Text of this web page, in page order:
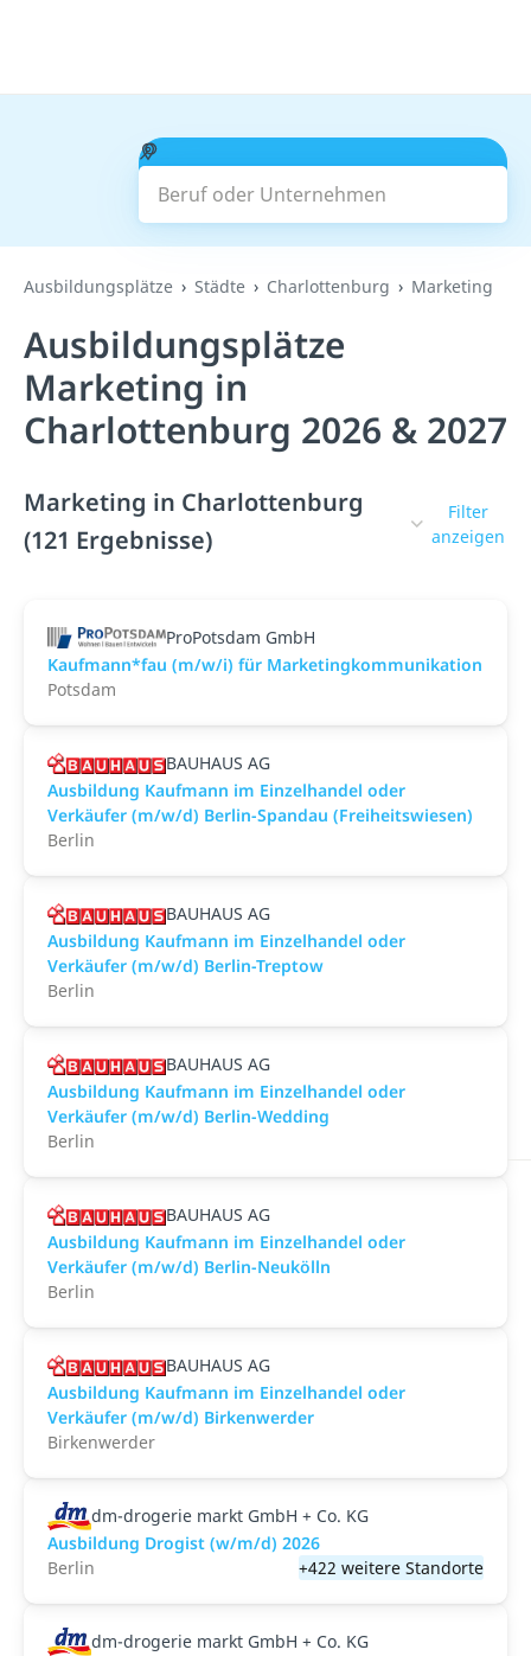
Beruf oder Unternehmen
Suchen
Ausbildungsplätze Städte Charlottenburg Marketing
Ausbildungsplätze
Marketing in
Charlottenburg 2026 & 2027
Marketing in Charlottenburg
(121 Ergebnisse)
Filter
anzeigen
ProPotsdam GmbH
Kaufmann*fau (m/w/i) für Marketingkommunikation
Potsdam
BAUHAUS AG
Ausbildung Kaufmann im Einzelhandel oder
Verkäufer (m/w/d) Berlin-Spandau (Freiheitswiesen)
Berlin
BAUHAUS AG
Ausbildung Kaufmann im Einzelhandel oder
Verkäufer (m/w/d) Berlin-Treptow
Berlin
BAUHAUS AG
Ausbildung Kaufmann im Einzelhandel oder
Verkäufer (m/w/d) Berlin-Wedding
Berlin
BAUHAUS AG
Ausbildung Kaufmann im Einzelhandel oder
Verkäufer (m/w/d) Berlin-Neukölln
Berlin
BAUHAUS AG
Ausbildung Kaufmann im Einzelhandel oder
Verkäufer (m/w/d) Birkenwerder
Birkenwerder
dm-drogerie markt GmbH + Co. KG
Ausbildung Drogist (w/m/d) 2026
Berlin
+422 weitere Standorte
dm-drogerie markt GmbH + Co. KG